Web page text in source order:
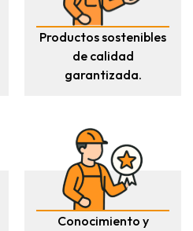
Productos sostenibles
de calidad
garantizada.
Conocimiento y